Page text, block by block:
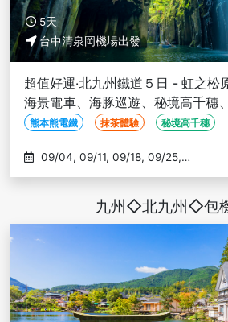
5天
台中清泉岡機場出發
超值好運‧北九州鐵道５日 - 虹之松
海景電車、海豚巡遊、秘境高千穗
觀光列車-台中出發
熊本熊電鐵 抹茶體驗 秘境高千穗
10/02
九州◇北九州◇包